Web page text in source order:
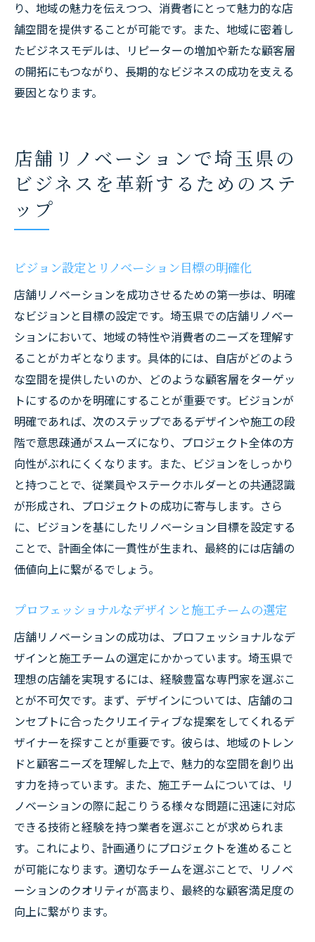
デジタル化がもたらす店舗運営の新常識
未来志向のリノベーションで市場を先取り
革新を追求するための社員研修と教育
地域に根ざしたビジネスの持続可能性を探
チャー
り、地域の魅力を伝えつつ、消費者にとって魅力的な店
舗空間を提供することが可能です。また、地域に密着し
たビジネスモデルは、リピーターの増加や新たな顧客層
の開拓にもつながり、長期的なビジネスの成功を支える
要因となります。
店舗リノベーションで埼玉県の
ビジネスを革新するためのステ
ップ
ビジョン設定とリノベーション目標の明確化
店舗リノベーションを成功させるための第一歩は、明確
なビジョンと目標の設定です。埼玉県での店舗リノベー
ションにおいて、地域の特性や消費者のニーズを理解す
ることがカギとなります。具体的には、自店がどのよう
な空間を提供したいのか、どのような顧客層をターゲッ
トにするのかを明確にすることが重要です。ビジョンが
明確であれば、次のステップであるデザインや施工の段
階で意思疎通がスムーズになり、プロジェクト全体の方
向性がぶれにくくなります。また、ビジョンをしっかり
と持つことで、従業員やステークホルダーとの共通認識
が形成され、プロジェクトの成功に寄与します。さら
に、ビジョンを基にしたリノベーション目標を設定する
ことで、計画全体に一貫性が生まれ、最終的には店舗の
価値向上に繋がるでしょう。
プロフェッショナルなデザインと施工チームの選定
店舗リノベーションの成功は、プロフェッショナルなデ
ザインと施工チームの選定にかかっています。埼玉県で
理想の店舗を実現するには、経験豊富な専門家を選ぶこ
とが不可欠です。まず、デザインについては、店舗のコ
ンセプトに合ったクリエイティブな提案をしてくれるデ
ザイナーを探すことが重要です。彼らは、地域のトレン
ドと顧客ニーズを理解した上で、魅力的な空間を創り出
す力を持っています。また、施工チームについては、リ
ノベーションの際に起こりうる様々な問題に迅速に対応
できる技術と経験を持つ業者を選ぶことが求められま
す。これにより、計画通りにプロジェクトを進めること
が可能になります。適切なチームを選ぶことで、リノベ
ーションのクオリティが高まり、最終的な顧客満足度の
向上に繋がります。